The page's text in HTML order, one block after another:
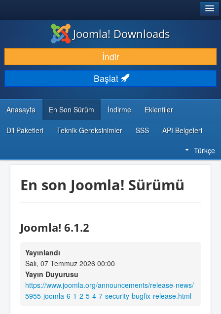
İNDIR & GENIŞLET
KEŞFET & ÖĞREN
TOPLULUK & DESTEK
GELIŞTIRICI KAYNAKLARI
Joomla! Downloads
İndir
Başlat
Anasayfa En Son Sürüm İndirme Eklentiler
Dil Paketleri Teknik Gereksinimler SSS API Belgeleri
Türkçe
En son Joomla! Sürümü
Joomla! 6.1.2
Yayınlandı
Salı, 07 Temmuz 2026 00:00
Yayın Duyurusu
https://www.joomla.org/announcements/release-news/
5955-joomla-6-1-2-5-4-7-security-bugfix-release.html